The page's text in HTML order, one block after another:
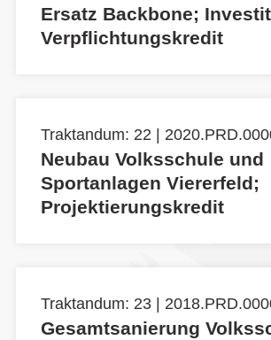
Ersatz Backbone;
Verpflichtungskredit
Traktandum: 22 |
Neubau Volksschule und
Sportanlagen Viererfeld;
Projektierungskredit
Traktandum: 23 |
Gesamtsanierung